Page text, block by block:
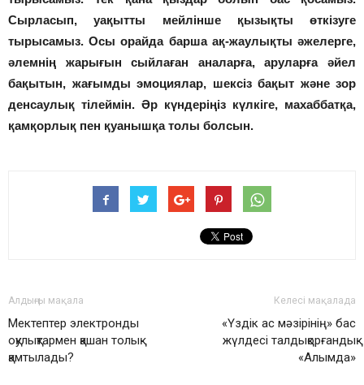
Сырласып, уақытты мейлінше қызықты өткізуге
тырысамыз. Осы орайда барша ақ-жаулықты әжелерге,
әлемнің жарығын сыйлаған аналарға, аруларға әйел
бақытын, жағымды эмоциялар, шексіз бақыт және зор
денсаулық тілеймін. Әр күндеріңіз күлкіге, махаббатқа,
қамқорлық пен қуанышқа толы болсын.
Алдыңғы мақала
Мектептер электронды
оқулықтармен қашан толық
қамтылады?
Келесі мақалада
«Үздік ас мәзірінің» бас
жүлдесі талдықорғандық
«Алымда»